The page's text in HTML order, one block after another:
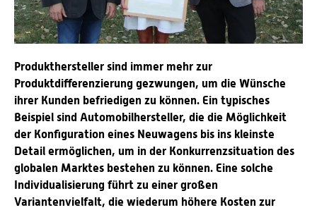
Produkthersteller sind immer mehr zur
Produktdifferenzierung gezwungen, um die Wünsche
ihrer Kunden befriedigen zu können. Ein typisches
Beispiel sind Automobilhersteller, die die Möglichkeit
der Konfiguration eines Neuwagens bis ins kleinste
Detail ermöglichen, um in der Konkurrenzsituation des
globalen Marktes bestehen zu können. Eine solche
Individualisierung führt zu einer großen
Variantenvielfalt, die wiederum höhere Kosten zur